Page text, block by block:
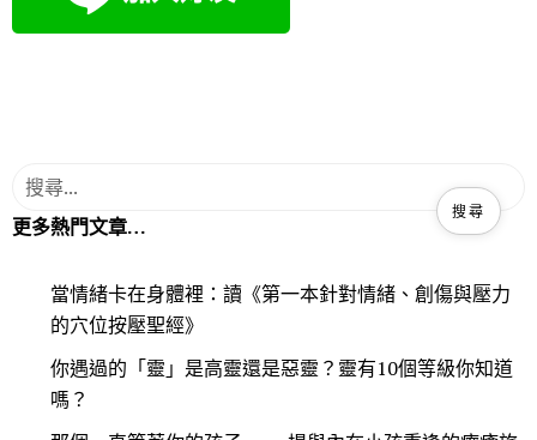
更多熱門文章…
當情緒卡在身體裡：讀《第一本針對情緒、創傷與壓力
的穴位按壓聖經》
你遇過的「靈」是高靈還是惡靈？靈有10個等級你知道
嗎？